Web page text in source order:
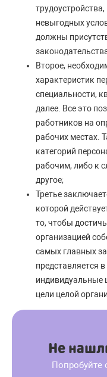
невыгодных
должны
Второе,
характеристик
специальности,
далее. Все это
работников на
рабочих местах.
категорий
рабочим, либо к
другое;
Третье
которой
то, чтобы
организацией
самых главных
представляется
индивидуальные
цели целой
Не
Попробуйте